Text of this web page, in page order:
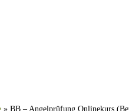
» BB – Angelprüfung Onlinekurs